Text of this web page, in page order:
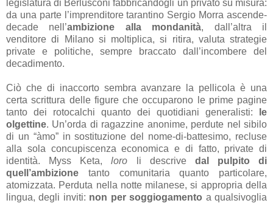
legislatura di Berlusconi fabbricandogli un privato su misura:
da una parte l’imprenditore tarantino Sergio Morra ascende-
decade nell’ambizione alla mondanità, dall’altra il
venditore di Milano si moltiplica, si ritira, valuta strategie
private e politiche, sempre braccato dall’incombere del
decadimento.
Ciò che di inaccorto sembra avanzare la pellicola è una
certa scrittura delle figure che occuparono le prime pagine
tanto dei rotocalchi quanto dei quotidiani generalisti: le
olgettine. Un’orda di ragazzine anonime, perdute nel sibilo
di un “àmo” in sostituzione del nome-di-battesimo, recluse
alla sola concupiscenza economica e di fatto, private di
identità. Myss Keta,loro li descrive dal pulpito di
quell’ambizione tanto comunitaria quanto particolare,
atomizzata. Perduta nella notte milanese, si appropria della
lingua, degli inviti: non per soggiogamento a qualsivoglia